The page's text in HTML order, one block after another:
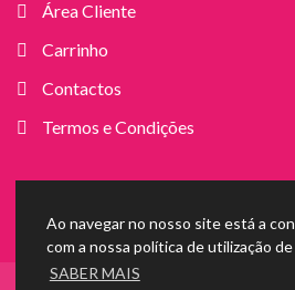
Ao navegar no nosso site está a
com a nossa política de utilização
SABER MAIS
Área Cliente
Carrinho
Contactos
Termos e Condições